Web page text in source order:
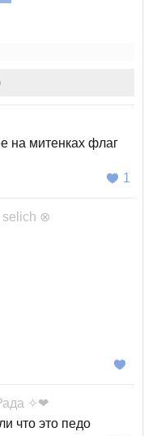
на митенках флаг
1
selich ⊗
✧❤
что это педо